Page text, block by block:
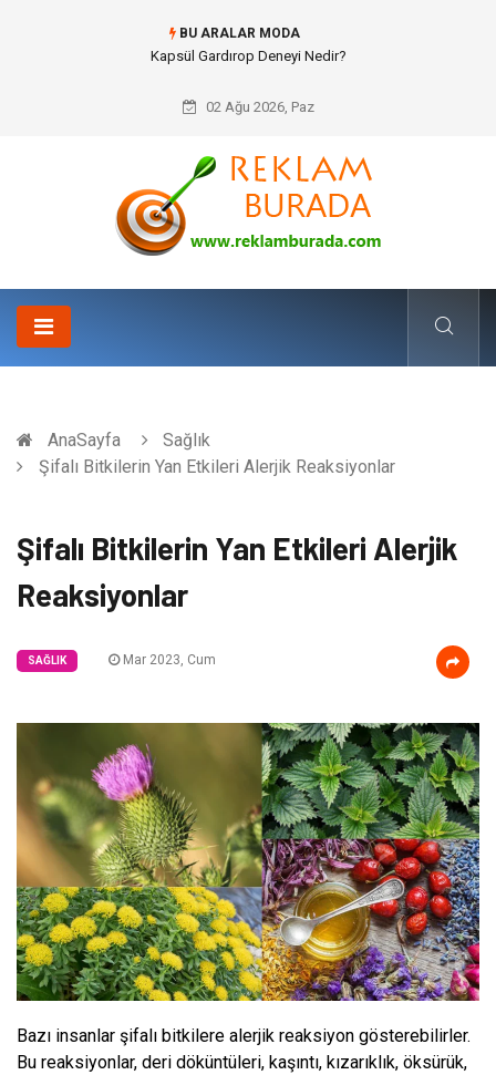
BU ARALAR MODA
Ataşehir Gitar Dersi Ve Modern Yaşamda Sanatla Gelen Dinginlik
02 Ağu 2026, Paz
AnaSayfa
Sağlık
Şifalı Bitkilerin Yan Etkileri Alerjik Reaksiyonlar
Şifalı Bitkilerin Yan Etkileri Alerjik
Reaksiyonlar
SAĞLIK Mar 2023, Cum
Bazı insanlar şifalı bitkilere alerjik reaksiyon gösterebilirler.
Bu reaksiyonlar, deri döküntüleri, kaşıntı, kızarıklık, öksürük,